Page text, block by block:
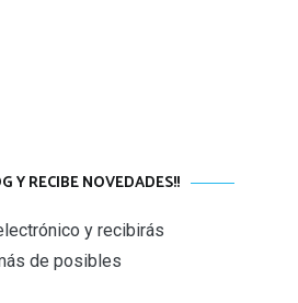
Y RECIBE NOVEDADES!!
y recibirás
de posibles